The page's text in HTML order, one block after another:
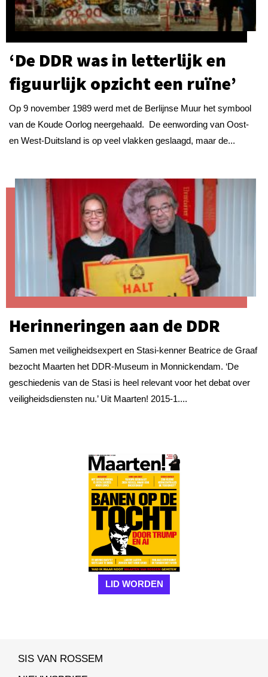
‘De DDR was in letterlijk en
figuurlijk opzicht een ruïne’
Op 9 november 1989 werd met de Berlijnse Muur het symbool
van de Koude Oorlog neergehaald. De eenwording van Oost-
en West-Duitsland is op veel vlakken geslaagd, maar de...
Herinneringen aan de DDR
Samen met veiligheidsexpert en Stasi-kenner Beatrice de Graaf
bezocht Maarten het DDR-Museum in Monnickendam. ‘De
geschiedenis van de Stasi is heel relevant voor het debat over
veiligheidsdiensten nu.’ Uit Maarten! 2015-1....
LID WORDEN
SIS VAN ROSSEM